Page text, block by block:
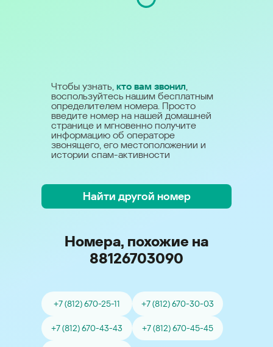
Чтобы узнать, кто вам звонил,
воспользуйтесь нашим бесплатным
определителем номера. Просто
введите номер на нашей домашней
странице и мгновенно получите
информацию об операторе
звонящего, его местоположении и
истории спам-активности
Найти другой номер
Номера, похожие на
88126703090
+7 (812) 670-25-11 +7 (812) 670-30-03
+7 (812) 670-43-43 +7 (812) 670-45-45